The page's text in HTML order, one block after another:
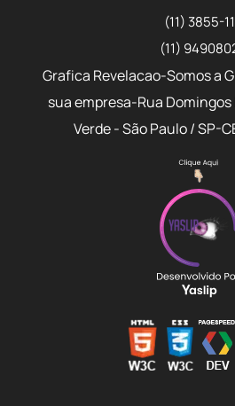
(11) 3855-
(11)
Grafica Revelacao-Somos a
sua empresa-Rua Domingos
Verde - São Paulo / SP-